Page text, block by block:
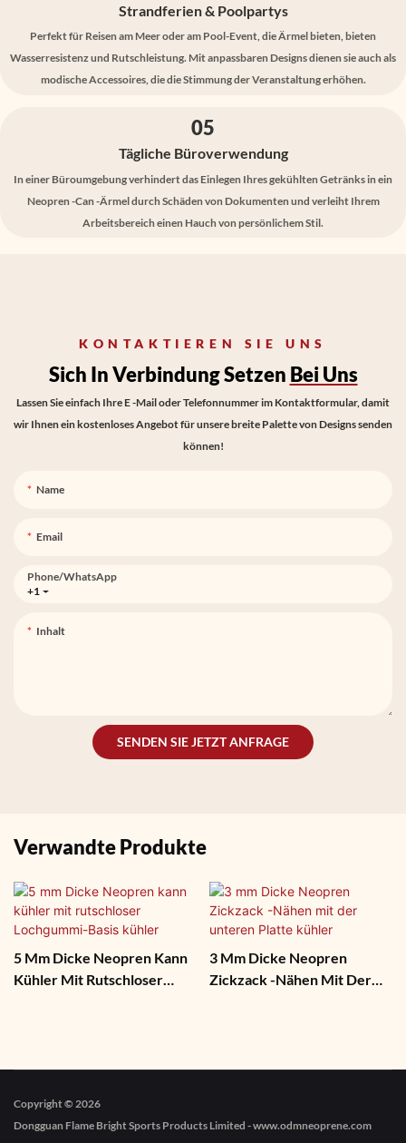
Strandferien & Poolpartys
Perfekt für Reisen am Meer oder am Pool-Event, die Ärmel bieten, bieten
Wasserresistenz und Rutschleistung. Mit anpassbaren Designs dienen sie auch als
modische Accessoires, die die Stimmung der Veranstaltung erhöhen.
05
Tägliche Büroverwendung
In einer Büroumgebung verhindert das Einlegen Ihres gekühlten Getränks in ein
Neopren -Can -Ärmel durch Schäden von Dokumenten und verleiht Ihrem
Arbeitsbereich einen Hauch von persönlichem Stil.
KONTAKTIEREN SIE UNS
Sich In Verbindung Setzen Bei Uns
Lassen Sie einfach Ihre E -Mail oder Telefonnummer im Kontaktformular, damit
wir Ihnen ein kostenloses Angebot für unsere breite Palette von Designs senden
können!
Name
Email
+1
Phone/whatsApp
Inhalt
SENDEN SIE JETZT ANFRAGE
Verwandte Produkte
5 Mm Dicke Neopren Kann
Kühler Mit Rutschloser
3 Mm Dicke Neopren
Zickzack -Nähen Mit Der
Copyright © 2026